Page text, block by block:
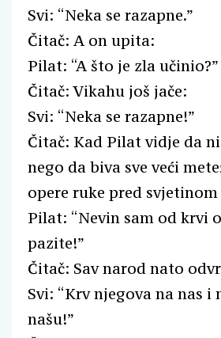
Svi: “Neka se razapne.”
Čitač: A on upita:
Pilat: “A što je zla učinio?”
Čitač: Vikahu još jače:
Svi: “Neka se razapne!”
Čitač: Kad Pilat vidje da
nego da biva sve veći
opere ruke pred
Pilat: “Nevin sam od krvi
pazite!”
Čitač: Sav narod nato
Svi: “Krv njegova na nas i
našu!”